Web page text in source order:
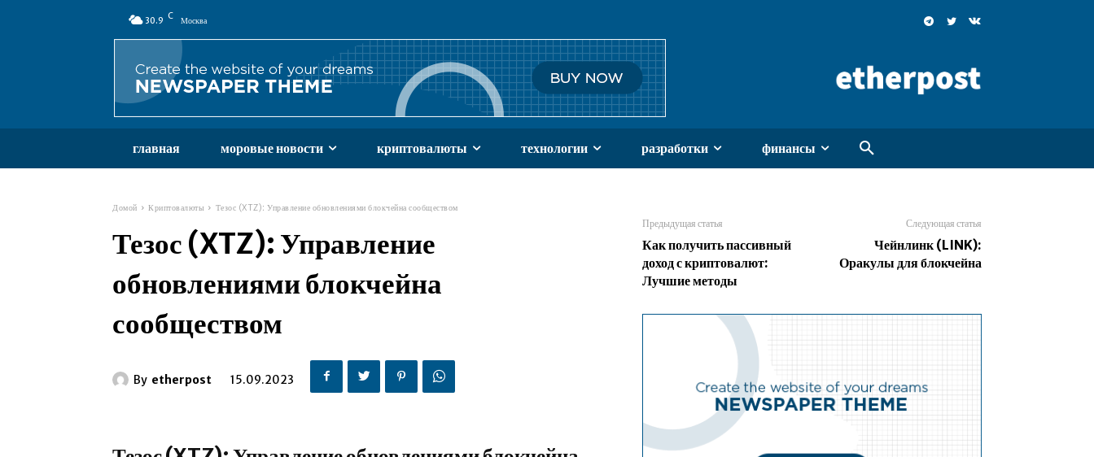
30.9 C Москва
главная моровые новости криптовалюты технологии разработки финансы
Домой Криптовалюты Тезос (XTZ): Управление обновлениями блокчейна сообществом
Тезос (XTZ): Управление
обновлениями блокчейна
сообществом
By etherpost 15.09.2023
Предыдущая статья
Как получить пассивный
доход с криптовалют:
Лучшие методы
Следующая статья
Чейнлинк (LINK):
Оракулы для блокчейна